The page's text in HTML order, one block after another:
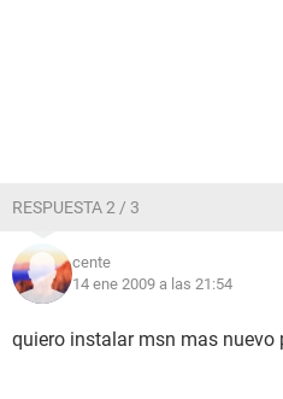
RESPUESTA 2 / 3
cente
14 ene 2009 a las 21:54
quiero instalar msn mas nuevo